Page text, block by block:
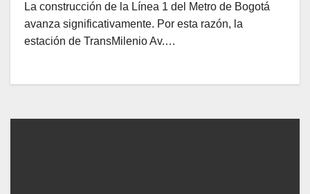
La construcción de la Línea 1 del Metro de Bogotá
avanza significativamente. Por esta razón, la
estación de TransMilenio Av.…